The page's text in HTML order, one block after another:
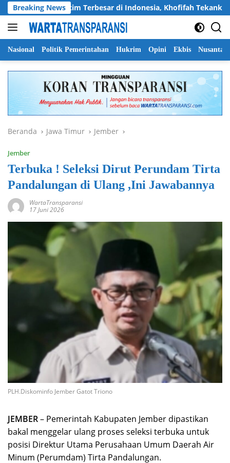
Langsung
ke
konten
Breaking News
Jatim Terbesar di Indonesia, Khofifah Tekankan
Nasional Politik Pemerintahan Hukrim Opini Ekbis Nusantara
Beranda Jawa Timur Jember
Jember
Terbuka ! Seleksi Dirut Perundam Tirta
Pandalungan di Ulang ,Ini Jawabannya
WartaTransparansi
17 Juni 2026
PLH.Diskominfo Jember Gatot Triono
JEMBER– Pemerintah Kabupaten Jember dipastikan
bakal menggelar ulang proses seleksi terbuka untuk
posisi Direktur Utama Perusahaan Umum Daerah Air
Minum (Perumdam) Tirta Pandalungan.